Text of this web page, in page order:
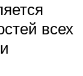
всех